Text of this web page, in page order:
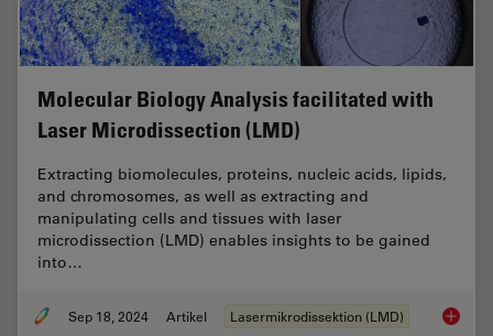
Molecular Biology Analysis facilitated with
Laser Microdissection (LMD)
Extracting biomolecules, proteins, nucleic acids, lipids,
and chromosomes, as well as extracting and
manipulating cells and tissues with laser
microdissection (LMD) enables insights to be gained
into…
Sep 18, 2024 Artikel Lasermikrodissektion (LMD)